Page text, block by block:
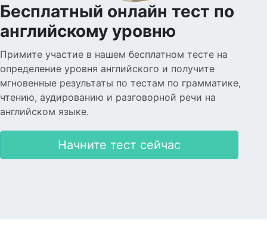
Бесплатный онлайн тест по
английскому уровню
Примите участие в нашем бесплатном тесте на
определение уровня английского и получите
мгновенные результаты по тестам по грамматике,
чтению, аудированию и разговорной речи на
английском языке.
Начните тест сейчас